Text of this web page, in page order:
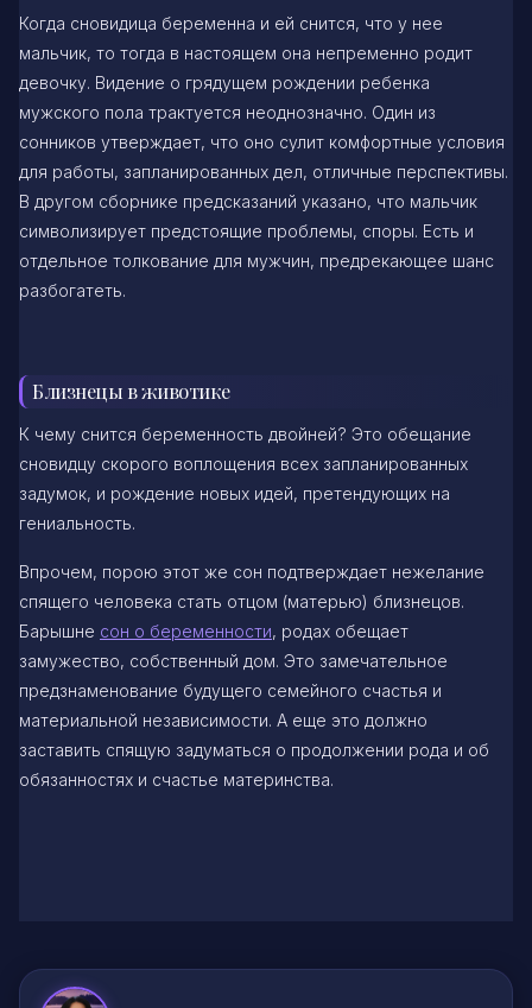
Когда сновидица беременна и ей снится, что у нее
мальчик, то тогда в настоящем она непременно родит
девочку. Видение о грядущем рождении ребенка
мужского пола трактуется неоднозначно. Один из
сонников утверждает, что оно сулит комфортные условия
для работы, запланированных дел, отличные перспективы.
В другом сборнике предсказаний указано, что мальчик
символизирует предстоящие проблемы, споры. Есть и
отдельное толкование для мужчин, предрекающее шанс
разбогатеть.
Близнецы в животике
К чему снится беременность двойней? Это обещание
сновидцу скорого воплощения всех запланированных
задумок, и рождение новых идей, претендующих на
гениальность.
Впрочем, порою этот же сон подтверждает нежелание
спящего человека стать отцом (матерью) близнецов.
Барышне сон о беременности, родах обещает
замужество, собственный дом. Это замечательное
предзнаменование будущего семейного счастья и
материальной независимости. А еще это должно
заставить спящую задуматься о продолжении рода и об
обязанностях и счастье материнства.